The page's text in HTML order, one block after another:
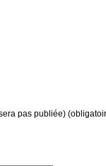
pas publiée)